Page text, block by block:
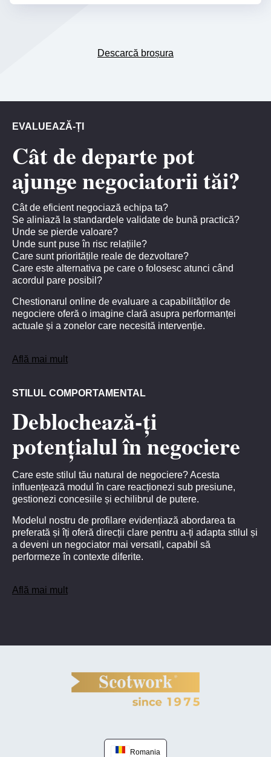
Descarcă broșura
EVALUEAZĂ-ȚI
Cât de departe pot
ajunge negociatorii tăi?
Cât de eficient negociază echipa ta?
Se aliniază la standardele validate de bună practică?
Unde se pierde valoare?
Unde sunt puse în risc relațiile?
Care sunt prioritățile reale de dezvoltare?
Care este alternativa pe care o folosesc atunci când
acordul pare posibil?
Chestionarul online de evaluare a capabilităților de
negociere oferă o imagine clară asupra performanței
actuale și a zonelor care necesită intervenție.
Află mai mult
STILUL COMPORTAMENTAL
Deblochează-ți
potențialul în negociere
Care este stilul tău natural de negociere? Acesta
influențează modul în care reacționezi sub presiune,
gestionezi concesiile și echilibrul de putere.
Modelul nostru de profilare evidențiază abordarea ta
preferată și îți oferă direcții clare pentru a-ți adapta stilul și
a deveni un negociator mai versatil, capabil să
performeze în contexte diferite.
Află mai mult
Romania